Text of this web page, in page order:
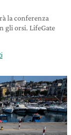
la conferenza
gli orsi. LifeGate